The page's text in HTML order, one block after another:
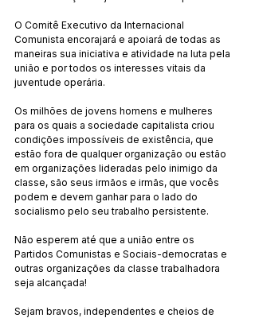
O Comitê Executivo da Internacional
Comunista encorajará e apoiará de todas as
maneiras sua iniciativa e atividade na luta pela
união e por todos os interesses vitais da
juventude operária.
Os milhões de jovens homens e mulheres
para os quais a sociedade capitalista criou
condições impossíveis de existência, que
estão fora de qualquer organização ou estão
em organizações lideradas pelo inimigo da
classe, são seus irmãos e irmãs, que vocês
podem e devem ganhar para o lado do
socialismo pelo seu trabalho persistente.
Não esperem até que a união entre os
Partidos Comunistas e Sociais-democratas e
outras organizações da classe trabalhadora
seja alcançada!
Sejam bravos, independentes e cheios de